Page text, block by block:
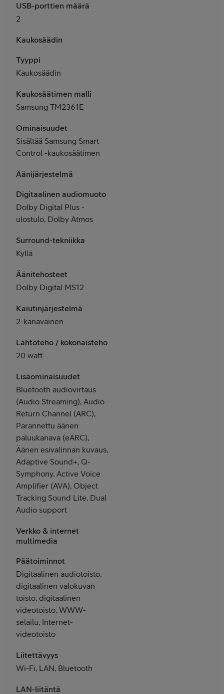
USB-porttien määrä
2
Kaukosäädin
Tyyppi
Kaukosäädin
Kaukosäätimen malli
Samsung TM2361E
Ominaisuudet
Sisältää Samsung Smart
Control -kaukosäätimen
Äänijärjestelmä
Digitaalinen audiomuoto
Dolby Digital Plus -
ulostulo, Dolby Atmos
Surround-tekniikka
Kyllä
Äänitehosteet
Dolby Digital MS12
Kaiutinjärjestelmä
2-kanavainen
Lähtöteho / kokonaisteho
20 watt
Lisäominaisuudet
Bluetooth audiovirtaus
(Audio Streaming), Audio
Return Channel (ARC),
Parannettu äänen
paluukanava (eARC),
Äänen esivalinnan kuvaus,
Adaptive Sound+, Q-
Symphony, Active Voice
Amplifier (AVA), Object
Tracking Sound Lite, Dual
Audio support
Verkko & internet
multimedia
Päätoiminnot
Digitaalinen audiotoisto,
digitaalinen valokuvan
toisto, digitaalinen
videotoisto, WWW-
selailu, Internet-
videotoisto
Liitettävyys
Wi-Fi, LAN, Bluetooth
LAN-liitäntä